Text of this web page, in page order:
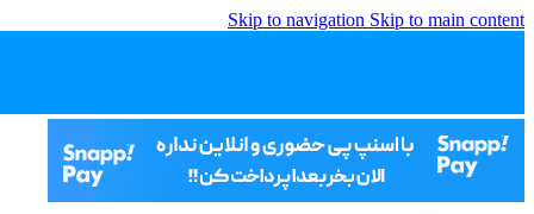
Skip to navigation Skip to main content